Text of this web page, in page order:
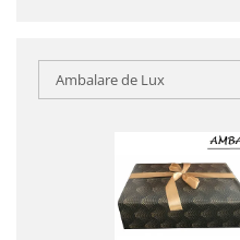
Ambalare de Lux